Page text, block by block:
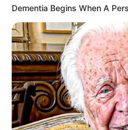
Dementia Begins When A